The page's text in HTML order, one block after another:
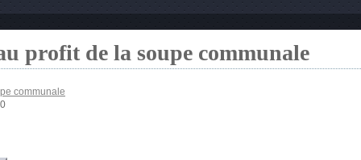
profit de la soupe communale
communale